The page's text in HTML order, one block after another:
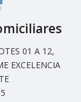
01 A 12,
EXCELENCIA